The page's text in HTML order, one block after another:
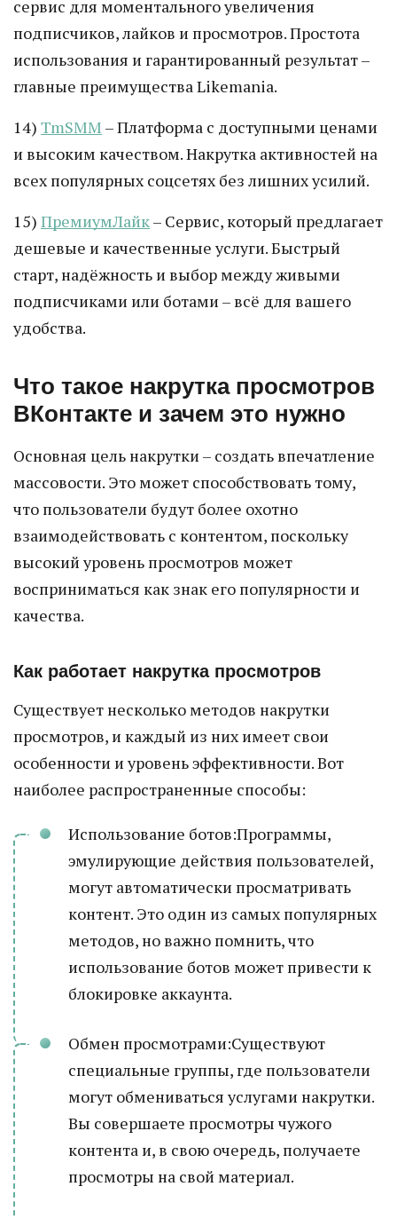
сервис для моментального увеличения
подписчиков, лайков и просмотров. Простота
использования и гарантированный результат –
главные преимущества Likemania.
14) TmSMM – Платформа с доступными ценами
и высоким качеством. Накрутка активностей на
всех популярных соцсетях без лишних усилий.
15) ПремиумЛайк– Сервис, который предлагает
дешевые и качественные услуги. Быстрый
старт, надёжность и выбор между живыми
подписчиками или ботами – всё для вашего
удобства.
Что такое накрутка просмотров
ВКонтакте и зачем это нужно
Основная цель накрутки – создать впечатление
массовости. Это может способствовать тому,
что пользователи будут более охотно
взаимодействовать с контентом, поскольку
высокий уровень просмотров может
восприниматься как знак его популярности и
качества.
Как работает накрутка просмотров
Существует несколько методов накрутки
просмотров, и каждый из них имеет свои
особенности и уровень эффективности. Вот
наиболее распространенные способы:
Использование ботов:Программы,
эмулирующие действия пользователей,
могут автоматически просматривать
контент. Это один из самых популярных
методов, но важно помнить, что
использование ботов может привести к
блокировке аккаунта.
Обмен просмотрами:Существуют
специальные группы, где пользователи
могут обмениваться услугами накрутки.
Вы совершаете просмотры чужого
контента и, в свою очередь, получаете
просмотры на свой материал.